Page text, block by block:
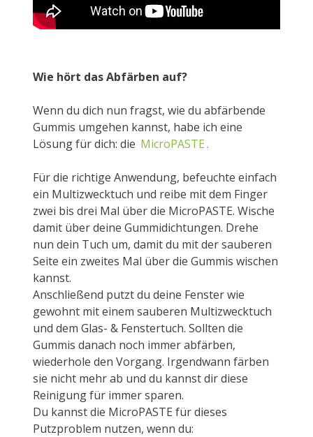
Wie hört das Abfärben auf?
Wenn du dich nun fragst, wie du abfärbende
Gummis umgehen kannst, habe ich eine
Lösung für dich: die MicroPASTE.
Für die richtige Anwendung, befeuchte einfach
ein Multizwecktuch und reibe mit dem Finger
zwei bis drei Mal über die MicroPASTE. Wische
damit über deine Gummidichtungen. Drehe
nun dein Tuch um, damit du mit der sauberen
Seite ein zweites Mal über die Gummis wischen
kannst.
Anschließend putzt du deine Fenster wie
gewohnt mit einem sauberen Multizwecktuch
und dem Glas- & Fenstertuch. Sollten die
Gummis danach noch immer abfärben,
wiederhole den Vorgang. Irgendwann färben
sie nicht mehr ab und du kannst dir diese
Reinigung für immer sparen.
Du kannst die MicroPASTE für dieses
Putzproblem nutzen, wenn du: